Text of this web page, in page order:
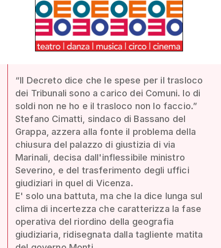
“Il Decreto dice che le spese per il trasloco
dei Tribunali sono a carico dei Comuni. Io di
soldi non ne ho e il trasloco non lo faccio.”
Stefano Cimatti, sindaco di Bassano del
Grappa, azzera alla fonte il problema della
chiusura del palazzo di giustizia di via
Marinali, decisa dall'inflessibile ministro
Severino, e del trasferimento degli uffici
giudiziari in quel di Vicenza.
E' solo una battuta, ma che la dice lunga sul
clima di incertezza che caratterizza la fase
operativa del riordino della geografia
giudiziaria, ridisegnata dalla tagliente matita